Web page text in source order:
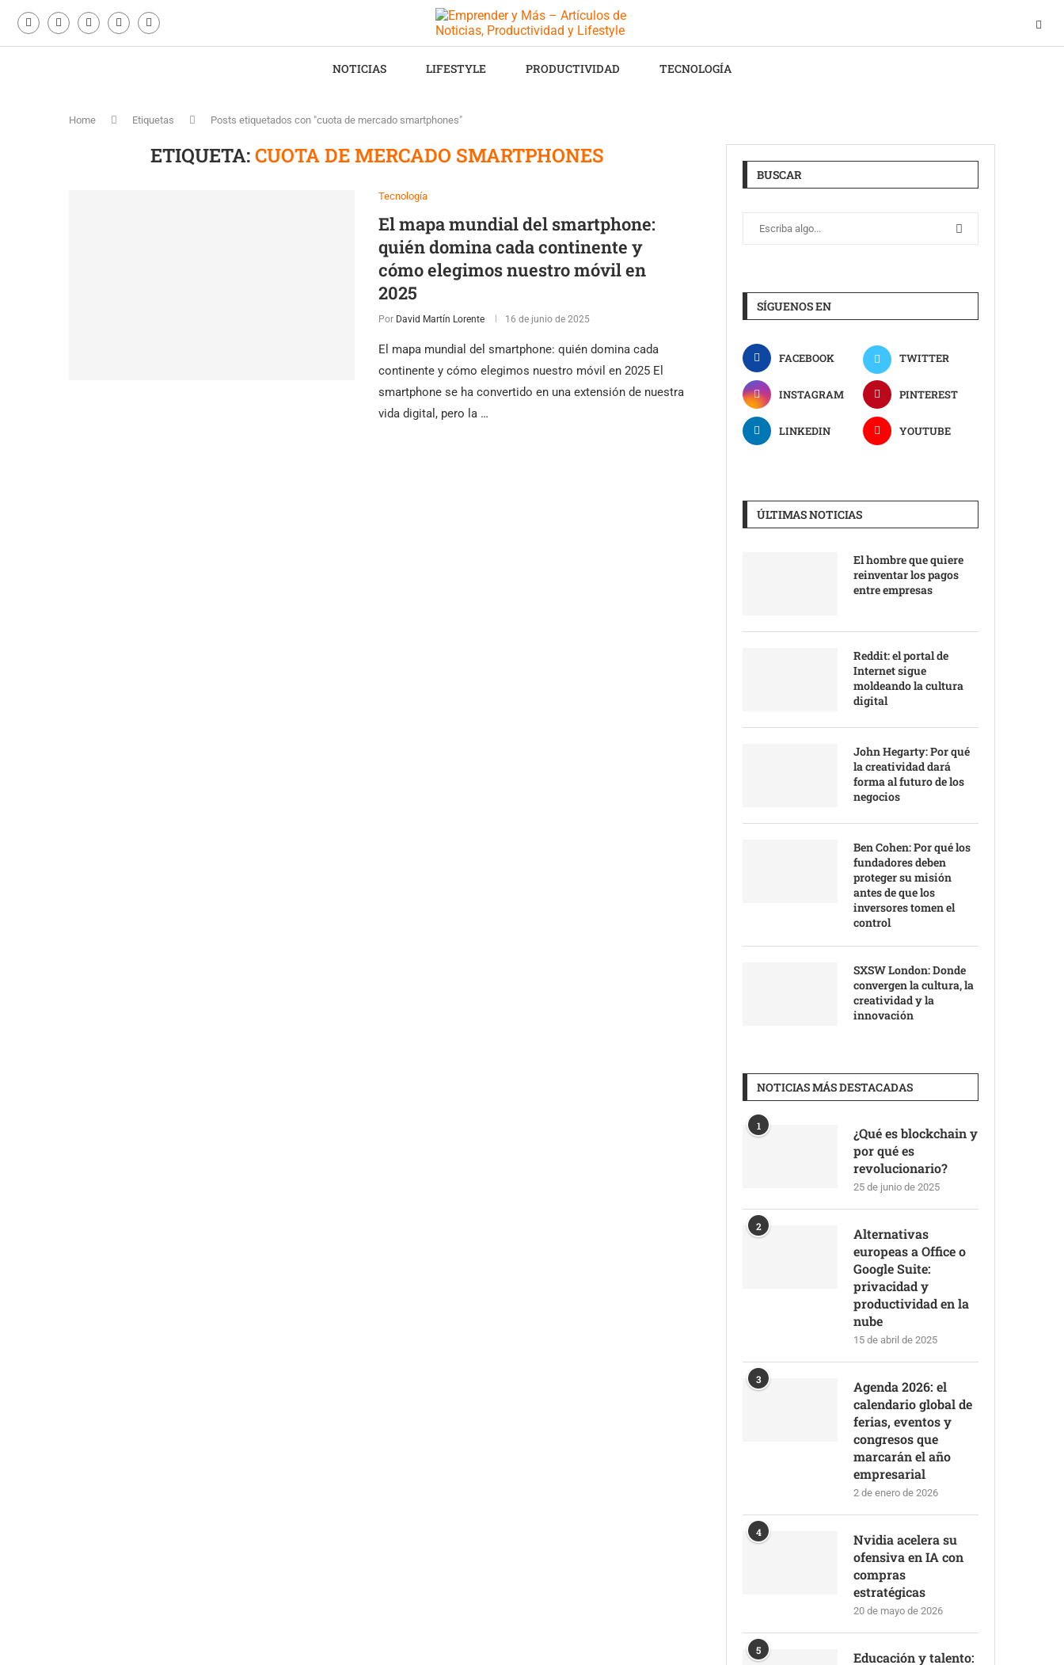
NOTICIAS LIFESTYLE PRODUCTIVIDAD TECNOLOGÍA
Home Etiquetas Posts etiquetados con "cuota de mercado smartphones"
ETIQUETA:CUOTA DE MERCADO SMARTPHONES
Tecnología
El mapa mundial del smartphone:
quién domina cada continente y
cómo elegimos nuestro móvil en
2025
Por David Martín Lorente 16 de junio de 2025
El mapa mundial del smartphone: quién domina cada
continente y cómo elegimos nuestro móvil en 2025 El
smartphone se ha convertido en una extensión de nuestra
vida digital, pero la …
BUSCAR
SÍGUENOS EN
FACEBOOK TWITTER
INSTAGRAM PINTEREST
LINKEDIN YOUTUBE
ÚLTIMAS NOTICIAS
El hombre que quiere
reinventar los pagos
entre empresas
Reddit: el portal de
Internet sigue
moldeando la cultura
digital
John Hegarty: Por qué
la creatividad dará
forma al futuro de los
negocios
Ben Cohen: Por qué los
fundadores deben
proteger su misión
antes de que los
inversores tomen el
control
SXSW London: Donde
convergen la cultura, la
creatividad y la
innovación
NOTICIAS MÁS DESTACADAS
1
¿Qué es blockchain y
por qué es
revolucionario?
25 de junio de 2025
2
Alternativas
europeas a Office o
Google Suite:
privacidad y
productividad en la
nube
15 de abril de 2025
3
Agenda 2026: el
calendario global de
ferias, eventos y
congresos que
marcarán el año
empresarial
2 de enero de 2026
4
Nvidia acelera su
ofensiva en IA con
compras
estratégicas
20 de mayo de 2026
5
Educación y talento: